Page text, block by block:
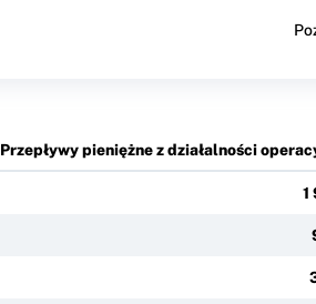
Przepływy pieniężne z działalności
1